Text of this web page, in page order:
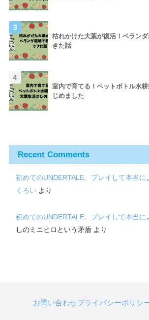
3
枯れかけた大葉が復活！ベラン
きた話
4
室内で育てる！ペットボトル水
じめました
Recent Comments
初めてのUNDERTALE、プレイして本当に
くろい より
初めてのUNDERTALE、プレイして本当に
しのミニヒロという矛盾より
お問い合わせプライバシーポリシ